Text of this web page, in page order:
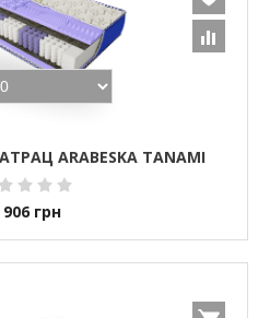
ARABESKA TANAMI
906 грн